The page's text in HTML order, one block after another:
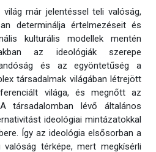
már jelentéssel teli valóság,
determinálja értelmezéseit és
kulturális modellek mentén
az ideológiák szerepe
és az egyöntetűség a
társadalmak világában létrejött
világa, és megnőtt az
társadalomban lévő általános
ideológiai mintázatokkal
Így az ideológia elsősorban a
valóság térképe, mert megkísérli